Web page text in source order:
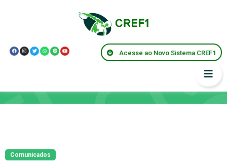
Acesse ao Novo Sistema CREF1
Comunicados